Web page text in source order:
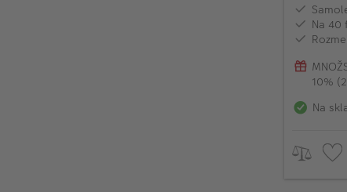
Na 40
10%
Na